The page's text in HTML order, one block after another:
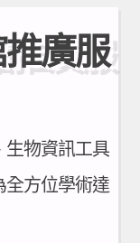
廣服
生物資訊工具
全方位學術達